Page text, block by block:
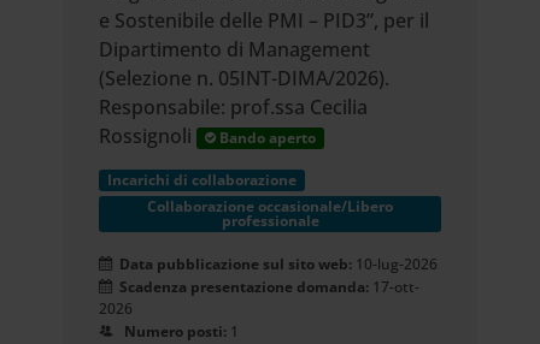
e Sostenibile delle PMI – PID3”, per il
Dipartimento di Management
(Selezione n. 05INT-DIMA/2026).
Responsabile: prof.ssa Cecilia
Rossignoli
Bando aperto
Incarichi di collaborazione
Collaborazione occasionale/Libero
professionale
Data pubblicazione sul sito web: 10-lug-2026
Scadenza presentazione domanda: 17-ott-
2026
Numero posti: 1